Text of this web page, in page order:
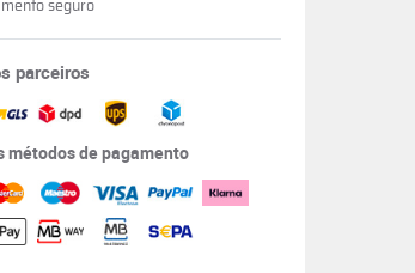
seguro
parceiros
métodos de pagamento